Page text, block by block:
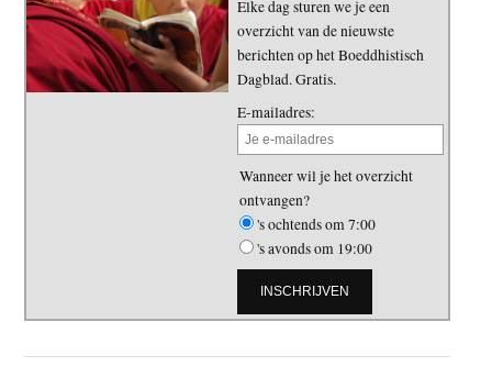
Elke dag sturen we je een
overzicht van de nieuwste
berichten op het Boeddhistisch
Dagblad. Gratis.
E-mailadres:
Wanneer wil je het overzicht
ontvangen?
's ochtends om 7:00
's avonds om 19:00